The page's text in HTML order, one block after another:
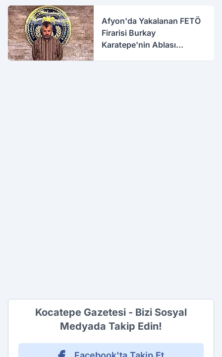
Afyon'da Yakalanan FETÖ
Firarisi Burkay
Karatepe'nin Ablası
Kocatepe Gazetesi - Bizi Sosyal
Medyada Takip Edin!